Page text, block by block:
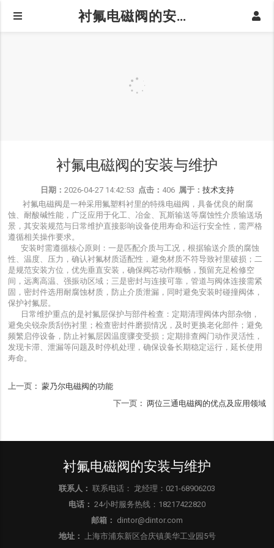
衬氟电磁阀的安装与维护
衬氟电磁阀的安装与维护
日期： 2026-04-27 14:42:53 点击： 406 属于： 技术支持
衬氟电磁阀是一种采用氟塑料衬里的特殊电磁阀，具备优良的耐腐
蚀、耐酸碱性能，广泛应用于化工、冶金、瓦斯输送等腐蚀性介质输送场
景，其安装规范与日常维护直接影响设备使用寿命和运行安全性，需严格
遵循相关操作要求。
安装时需遵循核心原则：一是匹配介质与工况，根据输送介质的腐蚀
性、温度、压力，确认衬氟材质适配性，避免材质不符导致衬里破损；二
是规范安装方位，优先垂直安装，确保阀芯动作顺畅，预留充足检修空
间，远离高温、强振动区域；三是密封与连接可靠，管道与阀体连接需紧
固，密封件选用耐腐蚀材质，防止介质泄漏，同时避免安装时碰撞阀体，
保护衬氟层。
日常维护重点的是衬氟层保护与部件检查：定期清理阀体内部杂物，
避免尖锐杂质刮伤衬里；检查密封件磨损情况，及时更换老化部件；避免
频繁启停设备，防止衬氟层因温度骤变受损；定期排查阀门动作灵活性，
发现卡滞、泄漏等问题及时停机处理，确保设备长期稳定运行，延长使用
寿命。
上一页： 蒙乃尔电磁阀的功能
下一页： 两位三通电磁阀的优点及应用领域
衬氟电磁阀的安装与维护
联系人： 联系电话： 龙经理：021-68906203
电话： 24小时服务热线：18217422820
邮箱： dintor@dintor.com
地址：
上海市浦东新区合庆镇美华工业园5号